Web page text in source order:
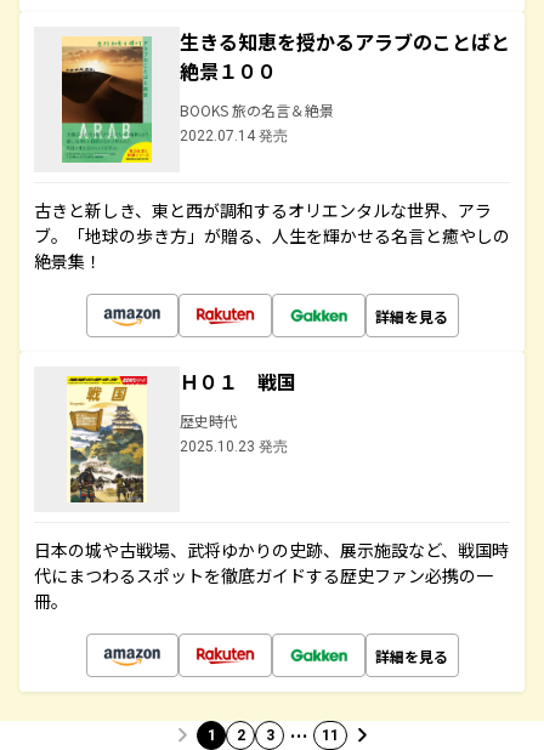
生きる知恵を授かるアラブのことばと
絶景１００
BOOKS 旅の名言＆絶景
2022.07.14 発売
古きと新しき、東と西が調和するオリエンタルな世界、アラ
ブ。「地球の歩き方」が贈る、人生を輝かせる名言と癒やしの
絶景集！
詳細を見る
Ｈ０１ 戦国
歴史時代
2025.10.23 発売
日本の城や古戦場、武将ゆかりの史跡、展示施設など、戦国時
代にまつわるスポットを徹底ガイドする歴史ファン必携の一
冊。
詳細を見る
1 2 3 … 11